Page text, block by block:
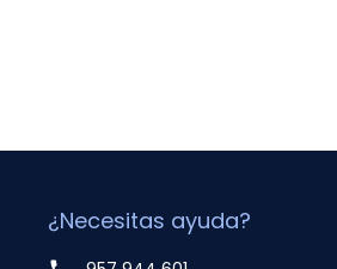
¿Necesitas ayuda?